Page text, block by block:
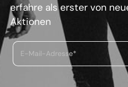
erfahre als erster von
Aktionen
E-Mail-Adresse*